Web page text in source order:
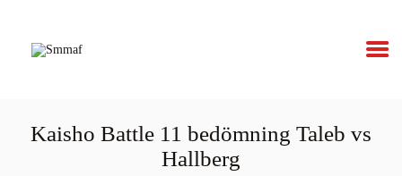
Kaisho Battle 11 bedömning Taleb vs
Hallberg